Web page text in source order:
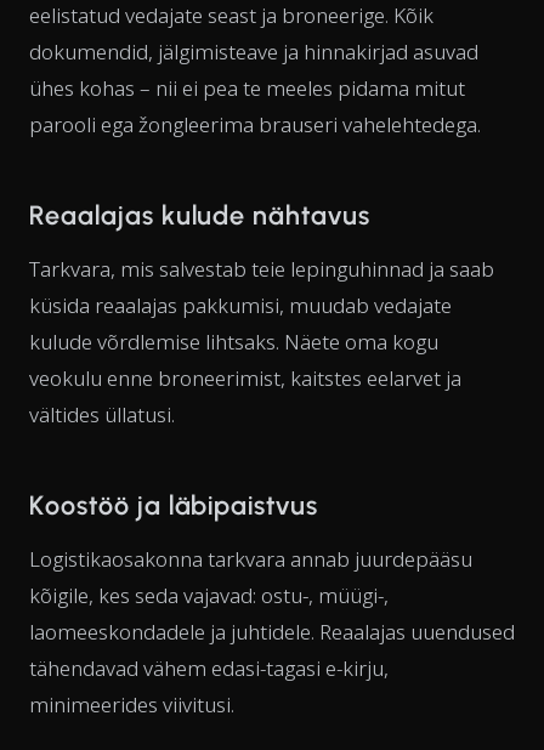
eelistatud vedajate seast ja broneerige. Kõik
dokumendid, jälgimisteave ja hinnakirjad asuvad
ühes kohas – nii ei pea te meeles pidama mitut
parooli ega žongleerima brauseri vahelehtedega.
Reaalajas kulude nähtavus
Tarkvara, mis salvestab teie lepinguhinnad ja saab
küsida reaalajas pakkumisi, muudab vedajate
kulude võrdlemise lihtsaks. Näete oma kogu
veokulu enne broneerimist, kaitstes eelarvet ja
vältides üllatusi.
Koostöö ja läbipaistvus
Logistikaosakonna tarkvara annab juurdepääsu
kõigile, kes seda vajavad: ostu-, müügi-,
laomeeskondadele ja juhtidele. Reaalajas uuendused
tähendavad vähem edasi-tagasi e-kirju,
minimeerides viivitusi.